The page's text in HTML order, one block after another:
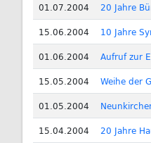
01.07.2004
20 Jahre
15.06.2004
10 Jahre
01.06.2004
Aufruf zur
15.05.2004
Weihe der
01.05.2004
15.04.2004
20 Jahre